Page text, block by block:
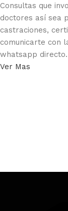
Consultas que
doctores así sea
castraciones,
comunicarte con
whatsapp directo.
Ver Mas